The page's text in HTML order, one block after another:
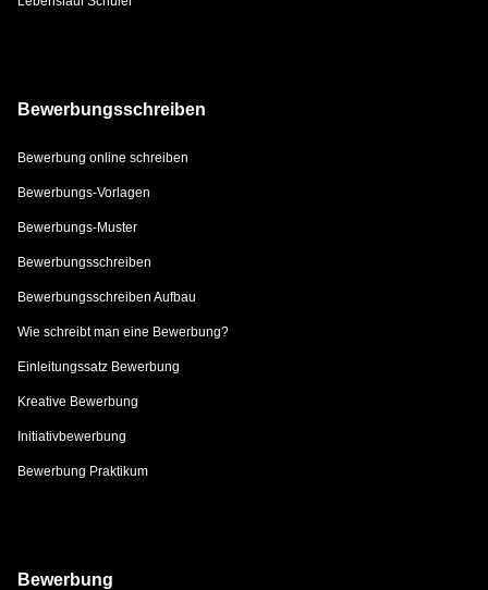
Bewerbungsschreiben
Bewerbung online schreiben
Bewerbungs-Vorlagen
Bewerbungs-Muster
Bewerbungsschreiben
Bewerbungsschreiben Aufbau
Wie schreibt man eine Bewerbung?
Einleitungssatz Bewerbung
Kreative Bewerbung
Initiativbewerbung
Bewerbung Praktikum
Bewerbung